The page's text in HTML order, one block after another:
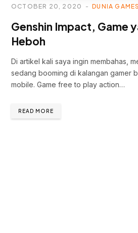
DUNIA GAMES
OCTOBER 20, 2020
Genshin Impact, Game
Heboh
Di artikel kali saya ingin membahas,
sedang booming di kalangan gamer
mobile. Game free to play action…
READ MORE